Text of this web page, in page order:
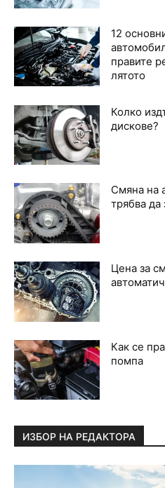
12
правите
лятото
Колко
дискове?
Смяна на
трябва да
Цена за
Как се
помпа
ИЗБОР НА РЕДАКТОРА